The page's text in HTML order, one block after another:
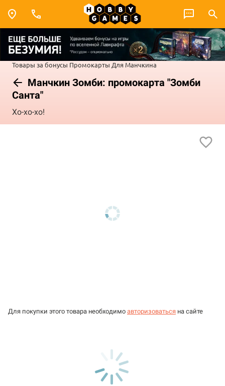
Товары за бонусы Промокарты Для Манчкина
Манчкин Зомби: промокарта "Зомби
Санта"
Хо-хо-хо!
Для покупки этого товара необходимо авторизоваться на сайте